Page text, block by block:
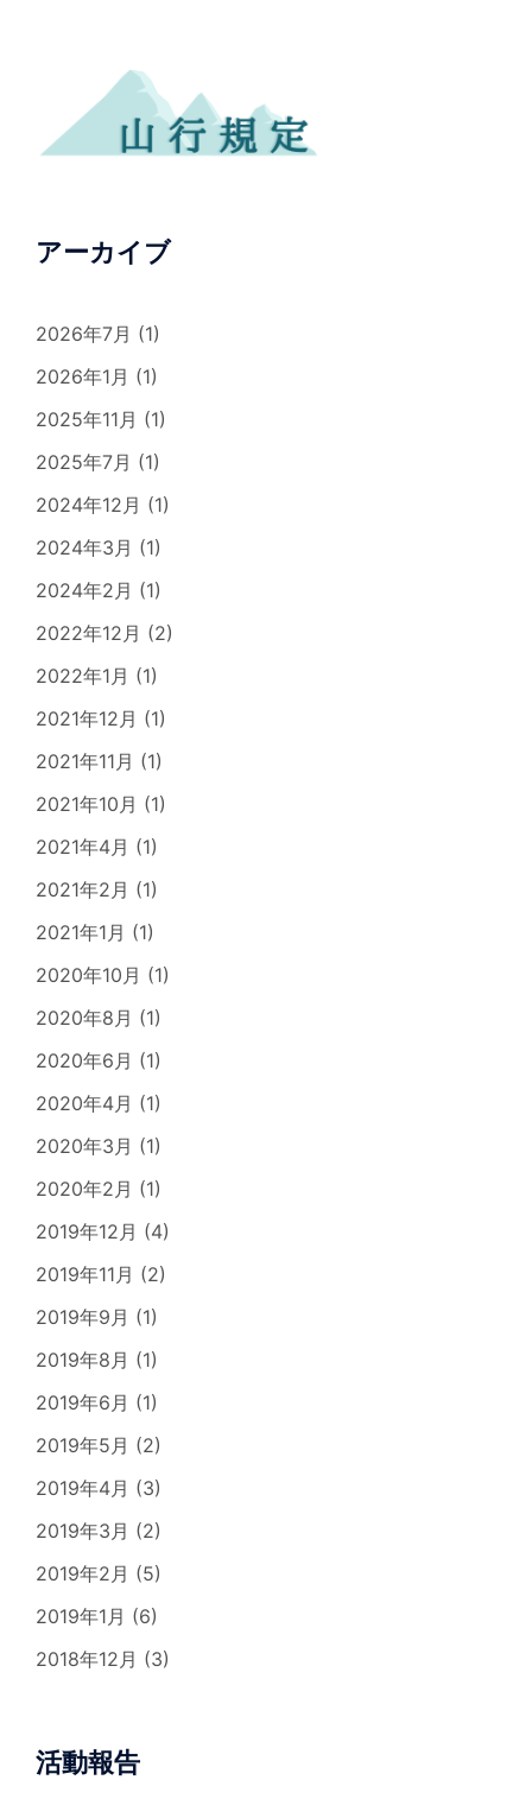
アーカイブ
2026年7月 (1)
2026年1月 (1)
2025年11月 (1)
2025年7月 (1)
2024年12月 (1)
2024年3月 (1)
2024年2月 (1)
2022年12月 (2)
2022年1月 (1)
2021年12月 (1)
2021年11月 (1)
2021年10月 (1)
2021年4月 (1)
2021年2月 (1)
2021年1月 (1)
2020年10月 (1)
2020年8月 (1)
2020年6月 (1)
2020年4月 (1)
2020年3月 (1)
2020年2月 (1)
2019年12月 (4)
2019年11月 (2)
2019年9月 (1)
2019年8月 (1)
2019年6月 (1)
2019年5月 (2)
2019年4月 (3)
2019年3月 (2)
2019年2月 (5)
2019年1月 (6)
2018年12月 (3)
活動報告